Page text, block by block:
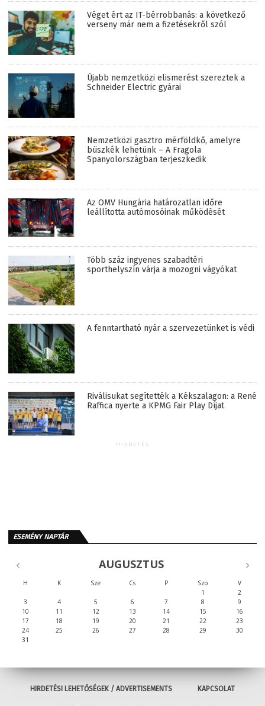
Véget ért az IT-bérrobbanás: a következő
verseny már nem a fizetésekről szól
Újabb nemzetközi elismerést szereztek a
Schneider Electric gyárai
Nemzetközi gasztro mérföldkő, amelyre
büszkék lehetünk – A Fragola
Spanyolországban terjeszkedik
Az OMV Hungária határozatlan időre
leállította autómosóinak működését
Több száz ingyenes szabadtéri
sporthelyszín várja a mozogni vágyókat
A fenntartható nyár a szervezetünket is védi
Riválisukat segítették a Kékszalagon: a René
Raffica nyerte a KPMG Fair Play Díjat
HIRDETÉS
ESEMÉNY NAPTÁR
AUGUSZTUS
H K Sze Cs P Szo
V
1
2
3
4 5 6 7 8
9
10
11 12 13 14 15
16
17
18 19 20 21 22
23
24
25 26 27 28 29
30
31
HIRDETÉSI LEHETŐSÉGEK / ADVERTISEMENTS KAPCSOLAT